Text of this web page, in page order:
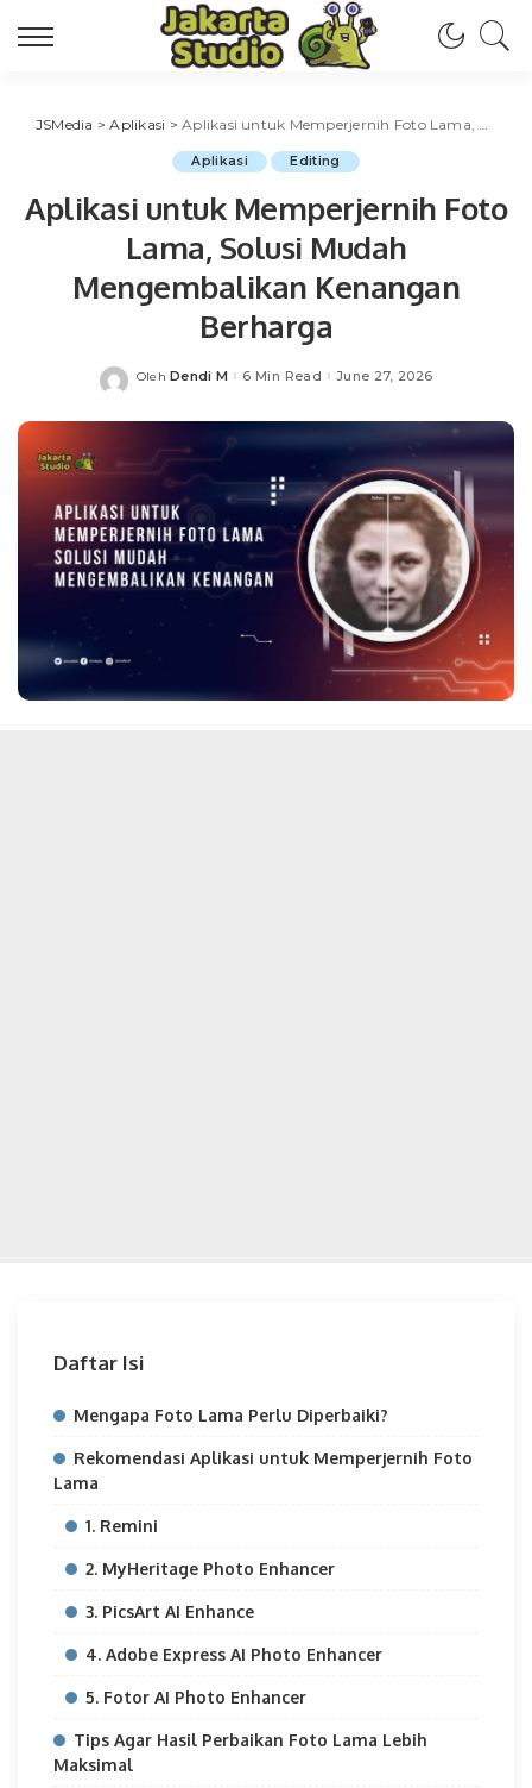
JSMedia >Aplikasi >Aplikasi untuk Memperjernih Foto Lama, Solusi Mudah Mengembalikan Kenangan Berharga
Aplikasi Editing
Aplikasi untuk Memperjernih Foto
Lama, Solusi Mudah
Mengembalikan Kenangan
Berharga
Posted
Oleh Dendi M 6 Min Read June 27, 2026
Daftar Isi
Mengapa Foto Lama Perlu Diperbaiki?
Rekomendasi Aplikasi untuk Memperjernih Foto
Lama
1. Remini
2. MyHeritage Photo Enhancer
3. PicsArt AI Enhance
4. Adobe Express AI Photo Enhancer
5. Fotor AI Photo Enhancer
Tips Agar Hasil Perbaikan Foto Lama Lebih
Maksimal